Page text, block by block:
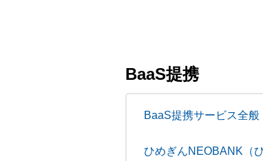
BaaS提携
BaaS提携サービス全般
ひめぎんNEOBANK（